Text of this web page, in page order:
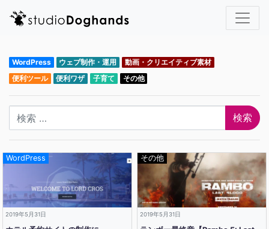
WordPress ウェブ制作・運用
動画・クリエイティブ素材
便利ツール
便利ワザ 子育て その他
検索
WordPress
2019年5月31日
その他
2019年5月31日